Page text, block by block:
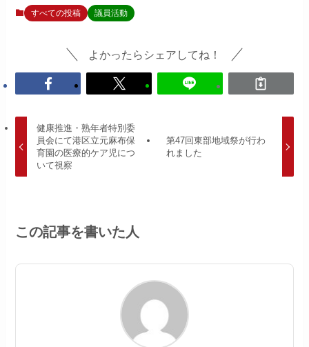
すべての投稿 議員活動
よかったらシェアしてね！
健康推進・熟年者特別委
員会にて港区立元麻布保
育園の医療的ケア児につ
いて視察
第47回東部地域祭が行わ
れました
この記事を書いた人